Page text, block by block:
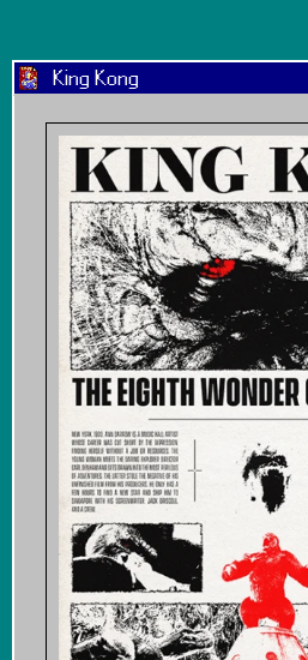
King Kong